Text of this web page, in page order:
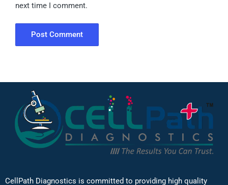
next time I comment.
CellPath Diagnostics is committed to providing high quality